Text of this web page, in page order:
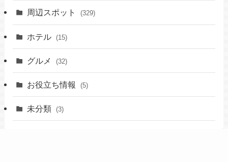
周辺スポット (329)
ホテル (15)
グルメ (32)
お役立ち情報 (5)
未分類 (3)